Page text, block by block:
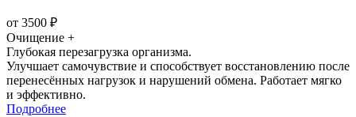
от 3500 ₽
Очищение +
Глубокая перезагрузка организма.
Улучшает самочувствие и способствует восстановлению после
перенесённых нагрузок и нарушений обмена. Работает мягко
и эффективно.
Подробнее